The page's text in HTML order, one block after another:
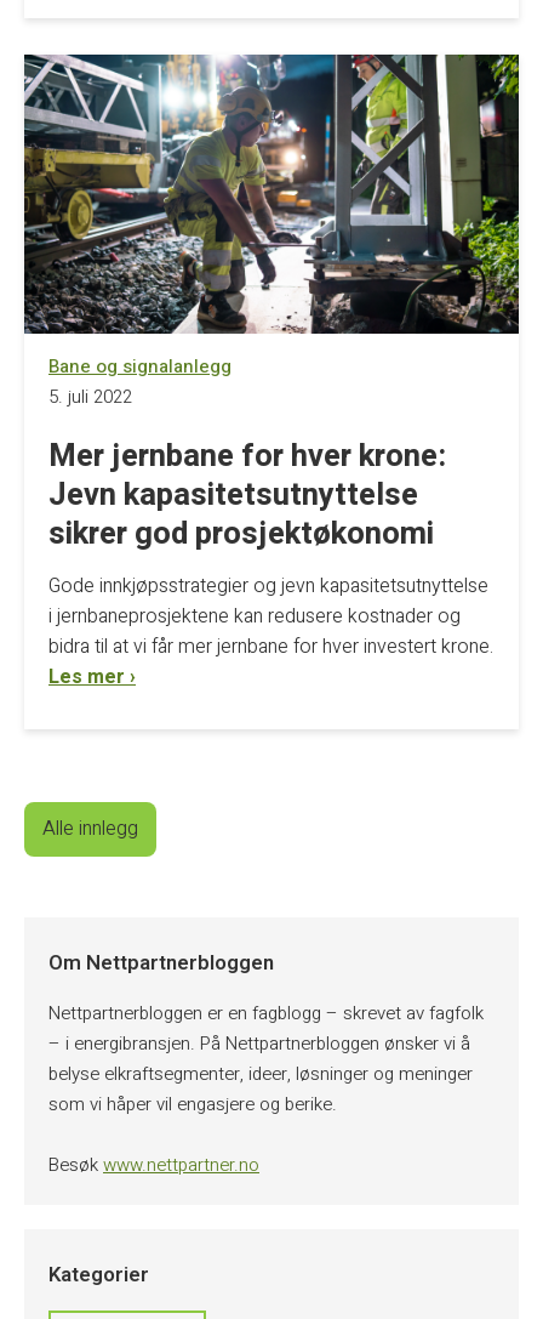
Bane og signalanlegg
5. juli 2022
Mer jernbane for hver krone:
Jevn kapasitetsutnyttelse
sikrer god prosjektøkonomi
Gode innkjøpsstrategier og jevn kapasitetsutnyttelse
i jernbaneprosjektene kan redusere kostnader og
bidra til at vi får mer jernbane for hver investert krone.
Les mer ›
Alle innlegg
Om Nettpartnerbloggen
Nettpartnerbloggen er en fagblogg – skrevet av fagfolk
– i energibransjen. På Nettpartnerbloggen ønsker vi å
belyse elkraftsegmenter, ideer, løsninger og meninger
som vi håper vil engasjere og berike.
Besøkwww.nettpartner.no
Kategorier